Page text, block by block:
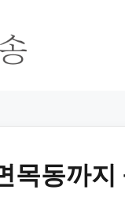
목동까